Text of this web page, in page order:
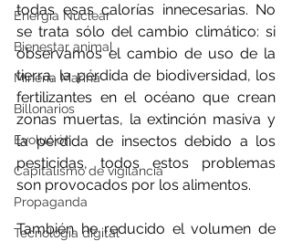
Energía Nuclear
Bienestar animal
Minería Marina
Billonarios
Evolución
Capitalismo de vigilancia
Propaganda
Tecnología digital
todas esas calorías innecesarias. No
se trata sólo del cambio climático: si
observamos el cambio de uso de la
tierra, la pérdida de biodiversidad, los
fertilizantes en el océano que crean
zonas muertas, la extinción masiva y
la pérdida de insectos debido a los
pesticidas, todos estos problemas
son provocados por los alimentos.
También he reducido el volumen de